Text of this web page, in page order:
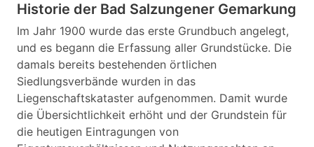
Historie der Bad Salzungener Gemarkung
Im Jahr 1900 wurde das erste Grundbuch angelegt,
und es begann die Erfassung aller Grundstücke. Die
damals bereits bestehenden örtlichen
Siedlungsverbände wurden in das
Liegenschaftskataster aufgenommen. Damit wurde
die Übersichtlichkeit erhöht und der Grundstein für
die heutigen Eintragungen von